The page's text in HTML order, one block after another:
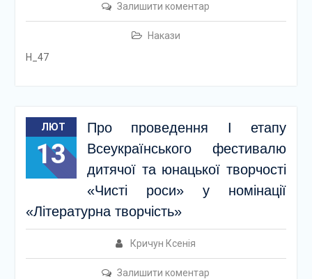
Залишити коментар
Накази
Н_47
ЛЮТ
13
Про проведення І етапу
Всеукраїнського фестивалю
дитячої та юнацької творчості
«Чисті роси» у номінації
«Літературна творчість»
Кричун Ксенія
Залишити коментар